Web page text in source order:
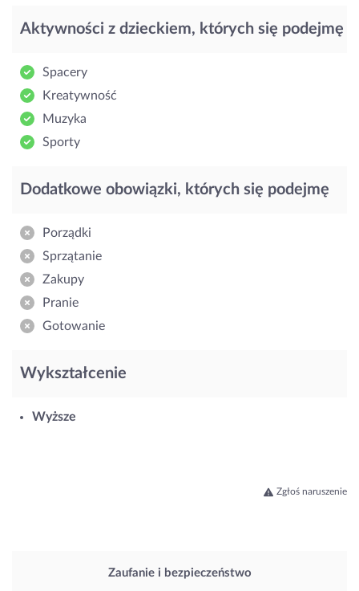
Zaufanie i bezpieczeństwo
Aktywności z dzieckiem, których się podejmę
Spacery
Kreatywność
Muzyka
Sporty
Dodatkowe obowiązki, których się podejmę
Porządki
Sprzątanie
Zakupy
Pranie
Gotowanie
Wykształcenie
Wyższe
Zgłoś naruszenie